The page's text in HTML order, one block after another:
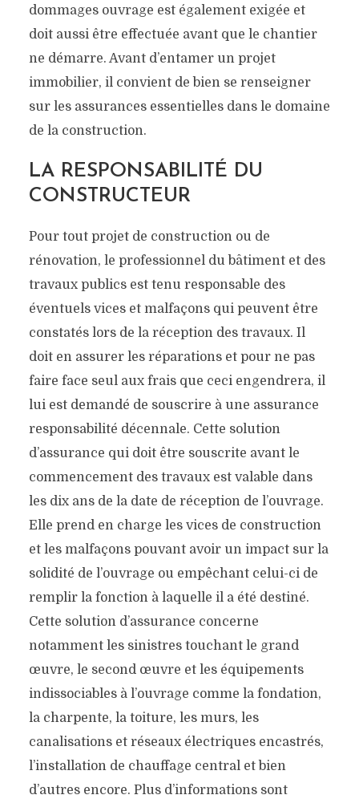
dommages ouvrage est également exigée et
doit aussi être effectuée avant que le chantier
ne démarre. Avant d’entamer un projet
immobilier, il convient de bien se renseigner
sur les assurances essentielles dans le domaine
de la construction.
LA RESPONSABILITÉ DU
CONSTRUCTEUR
Pour tout projet de construction ou de
rénovation, le professionnel du bâtiment et des
travaux publics est tenu responsable des
éventuels vices et malfaçons qui peuvent être
constatés lors de la réception des travaux. Il
doit en assurer les réparations et pour ne pas
faire face seul aux frais que ceci engendrera, il
lui est demandé de souscrire à une assurance
responsabilité décennale. Cette solution
d’assurance qui doit être souscrite avant le
commencement des travaux est valable dans
les dix ans de la date de réception de l’ouvrage.
Elle prend en charge les vices de construction
et les malfaçons pouvant avoir un impact sur la
solidité de l’ouvrage ou empêchant celui-ci de
remplir la fonction à laquelle il a été destiné.
Cette solution d’assurance concerne
notamment les sinistres touchant le grand
œuvre, le second œuvre et les équipements
indissociables à l’ouvrage comme la fondation,
la charpente, la toiture, les murs, les
canalisations et réseaux électriques encastrés,
l’installation de chauffage central et bien
d’autres encore. Plus d’informations sont